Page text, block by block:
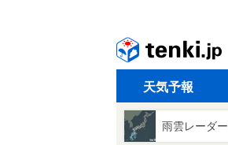
天気予報
雨雲レーダー